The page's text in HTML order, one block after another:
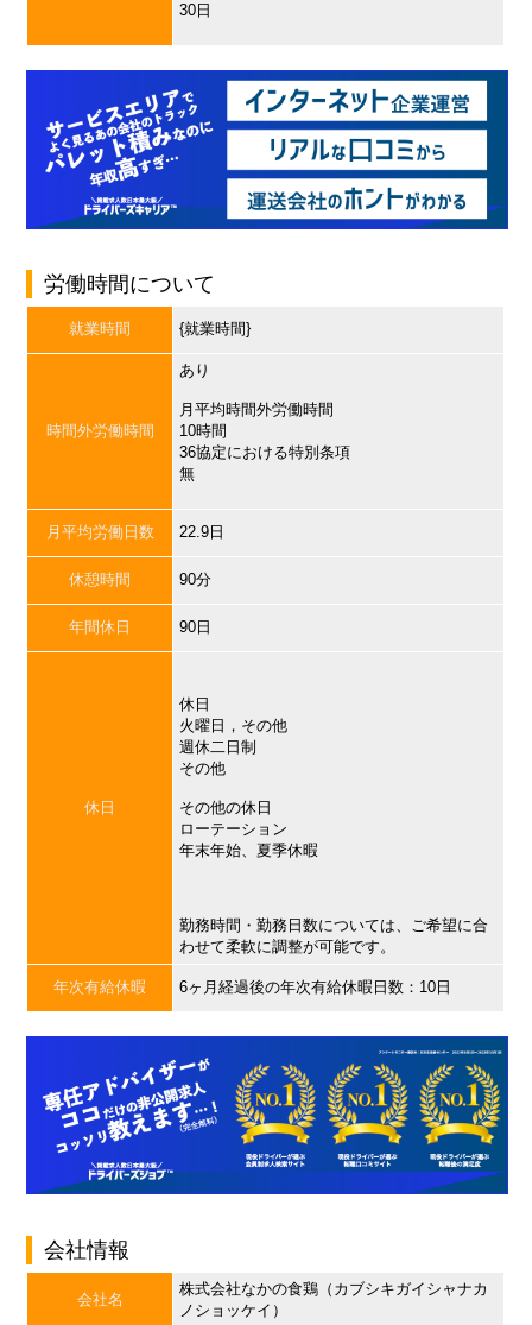
30日
労働時間について
就業時間 {就業時間}
時間外労働時間
あり
月平均時間外労働時間
10時間
36協定における特別条項
無
月平均労働日数 22.9日
休憩時間 90分
年間休日 90日
休日
休日
火曜日，その他
週休二日制
その他
その他の休日
ローテーション
年末年始、夏季休暇
勤務時間・勤務日数については、ご希望に合
わせて柔軟に調整が可能です。
年次有給休暇 6ヶ月経過後の年次有給休暇日数：10日
会社情報
会社名
株式会社なかの食鶏（カブシキガイシャナカ
ノショッケイ）